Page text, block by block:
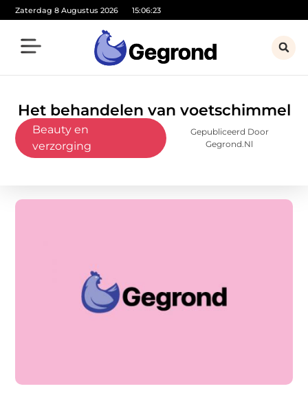
Zaterdag 8 Augustus 2026 15:06:24
Het behandelen van voetschimmel
Beauty en
verzorging
Gepubliceerd Door
Gegrond.nl